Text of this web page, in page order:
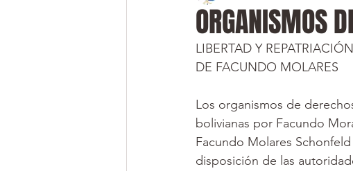
Presxs Políticxs
Opiniones de la
ORGANISMOS
LIBERTAD Y
DE FACUNDO MOLARES
Los organismos de
bolivianas por Facundo
Facundo Molares
disposición de las